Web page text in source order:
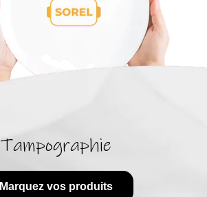
Tampographie
Marquez vos produits